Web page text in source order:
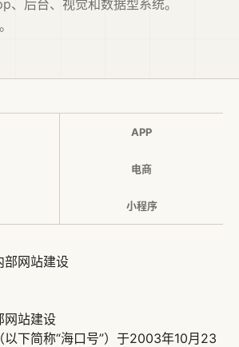
、后台、视觉和数据型系统。
APP
电商
小程序
网站建设
以下简称“海口号”）于2003年10月23